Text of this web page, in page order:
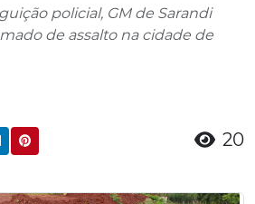
policial, GM de Sarandi
de assalto na cidade de
20